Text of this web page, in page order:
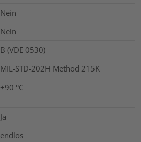
Nein
Nein
B (VDE 0530)
MIL-STD-202H Method 215K
+90 °C
Ja
endlos